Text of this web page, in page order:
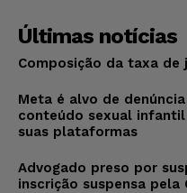
Últimas notícias
Composição da taxa de
Meta é alvo de
conteúdo sexual
suas plataformas
Advogado preso por
inscrição suspensa pela